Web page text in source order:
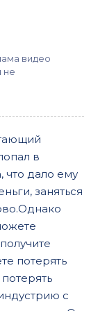
видео
не
в
что дало ему
заняться
потерять
с